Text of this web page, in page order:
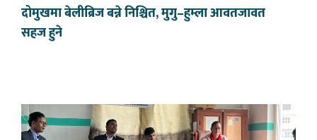
दोमुखमा बेलीब्रिज बन्ने निश्चित, मुगु–हुम्ला आवतजावत
सहज हुने